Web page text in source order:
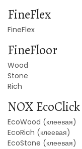
FineFlex
FineFlex
FineFloor
Wood
Stone
Rich
NOX EcoClick
EcoWood (клеевая)
EcoRich (клеевая)
EcoStone (клеевая)